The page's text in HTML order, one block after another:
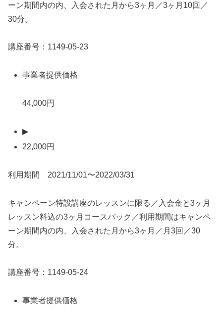
ーン期間内の内、入会された月から3ヶ月／3ヶ月10回／
30分。
講座番号：1149-05-23
事業者提供価格
44,000円
▶
22,000円
利用期間 2021/11/01〜2022/03/31
キャンペーン特設講座のレッスンに限る／入会金と3ヶ月
レッスン料込の3ヶ月コースパック／利用期間はキャンペ
ーン期間内の内、入会された月から3ヶ月／月3回／30
分。
講座番号：1149-05-24
事業者提供価格